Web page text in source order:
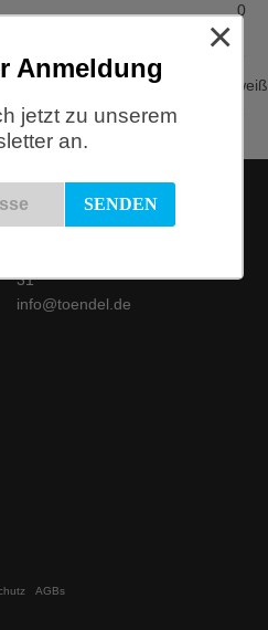
0
Hay, About a Stool, AAS32, weiß
Kontakt
Siemensstraße 9
50825 Köln
31
info@toendel.de
AGBs
Anmeldung
jetzt zu unserem
an.
×